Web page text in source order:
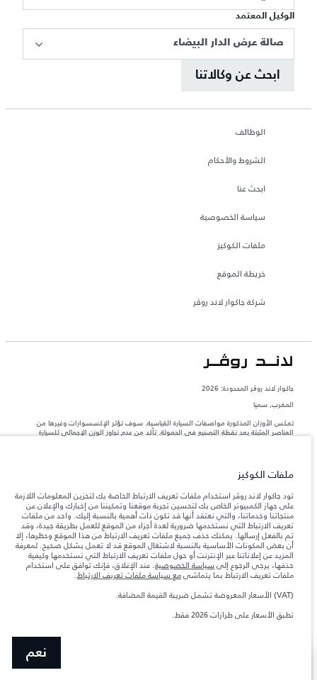
الوكيل المعتمد
صالة عرض الدار البيضاء
ابحث عن وكالاتنا
الوظائف
الشروط والأحكام
ابحث عنا
سياسة الخصوصية
ملفات الكوكيز
خريطة الموقع
شركة جاكوار لاند روڤر
جاكوار لاند روڨر المحدودة: 2026
المغرب, سميا
تعكس الأوزان المذكورة مواصفات السيارة القياسية. سوف تؤثر الإكسسوارات وغيرها من
العناصر المثبتة بعد نقطة التصنيع في الحمولة. تأكد من عدم تجاوز الوزن الإجمالي للسيارة
المعلومات والمواصفات والأسعار والألوان المذكورة على هذا الموقع قد تختلف من بلد إلى
آخر، كما أنّها قد تتغير بدون إشعار مسبق. الرجاء التواصل مع وكيلنا المحلي للتأكد من توفّرها
والتحقق من الأسعار.
ملاحظة مهمة حول الصور والمواصفات.إن النقص العالمي في أشباه الموصلات يؤثر حاليًا
في مواصفات تصميم السيارات وتوفر الخيارات وتوقيتات التصاميم. هذا ظرف ديناميكي
للغاية، ونتيجة لذلك، قد لا تمثّل الصور المستخدَمة ضمن موقع الويب حاليًا المواصفات الحالية
بالكامل بالنسبة إلى الميزات والخيارات والحلية ومجموعات الألوان. يرجى استشارة وكيلك الذي
سيتمكّن من تأكيد أي تقييدات حالية معك للسماح لك باتخاذ قرار مدروس
الأرقام المقدمة هي نتيجة لاختبارات المصنع الرسمية وفقاً لتشريعات الاتحاد الأوروبي. قد
يتباين استهلك الوقود الفعلي للمركبة عن ذلك المتحقق في تلك الاختبارات كما أن هذه
الأرقام بغرض المقارنة فحسب.
تطبالأسعار تنطبق فقط على الطرازات المصنعة في عام 2026.
ملفات الكوكيز
تود جاكوار لاند روڤر استخدام ملفات تعريف الارتباط الخاصة بك لتخزين المعلومات اللازمة
على جهاز الكمبيوتر الخاص بك لتحسين تجربة موقعنا وتمكيننا من إخبارك والإعلان عن
منتجاتنا وخدماتنا، والتي نعتقد أنها قد تكون ذات أهمية بالنسبة إليك. واحد من ملفات
تعريف الارتباط التي نستخدمها ضرورية لعدة أجزاء من الموقع للعمل بطريقة جيدة، وقد
تم بالفعل إرسالها. يمكنك حذف جميع ملفات تعريف الارتباط من هذا الموقع وحظرها، إلا
أن بعض المكونات الأساسية بالنسبة لاشتغال الموقع قد لا تعمل بشكل صحيح. لمعرفة
المزيد عن إعلاناتنا عبر الإنترنت أو حول ملفات تعريف الارتباط التي نستخدمها وكيفية
حذفها، يرجى الرجوع إلى سياسة الخصوصية. عند الإغلاق، فإنك توافق على استخدام
ملفات تعريف الارتباط بما يتماشىمع سياسة ملفات تعريف الارتباط.
(VAT) الأسعار المعروضة تشمل ضريبة القيمة المضافة.
تطبق الأسعار على طرازات 2026 فقط.
نعم
ابحث عن وكيل